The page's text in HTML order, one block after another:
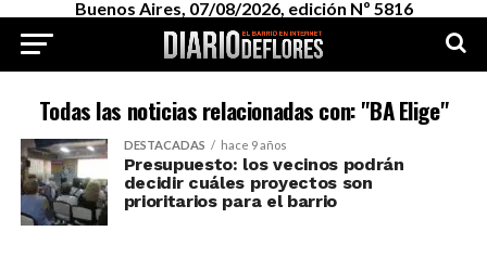
Buenos Aires, 07/08/2026, edición Nº 5816
Todas las noticias relacionadas con: "BA Elige"
DESTACADAS hace 9 años
Presupuesto: los vecinos podrán
decidir cuáles proyectos son
prioritarios para el barrio